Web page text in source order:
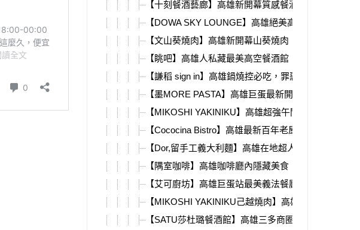
【十刻餐酒藝廊】高雄新開幕質感餐酒館，必吃超強
【DOWA SKY LOUNGE】高雄絕美高空夜景餐酒館
【文山葵燒肉】高雄新開幕山葵燒肉，銷魂蒜蝦飯、
【眺吧】高雄人私藏最美高空餐酒館，就在中央公園
【謙稻 sign in】高雄鍋燒控必吃，罪惡花生巧克力脆
【墨MORE PASTA】高雄巨蛋最新開幕，超濃郁蝦醬
【MIKOSHI YAKINIKU】高雄超強午間燒肉定食！菜
【Cococina Bistro】高雄最新百年老屋餐酒館！菜單
【Dor,留手工義大利麵】高雄在地超人氣手工義大利
【隅室咖啡】高雄咖啡廳內隱藏美食，義大利麵、晚
【艾可廚坊】高雄巨蛋站最美義法餐廳，隱身帕可麗
【MIKOSHI YAKINIKU己越燒肉】高雄必吃頂級燒肉
【SATU莎杜璐餐酒館】高雄三多商圈隱藏餐廳，獨